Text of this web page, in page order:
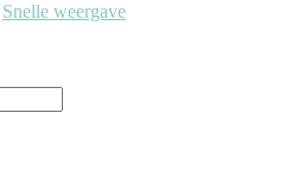
Dit
Deze
Snelle weergave